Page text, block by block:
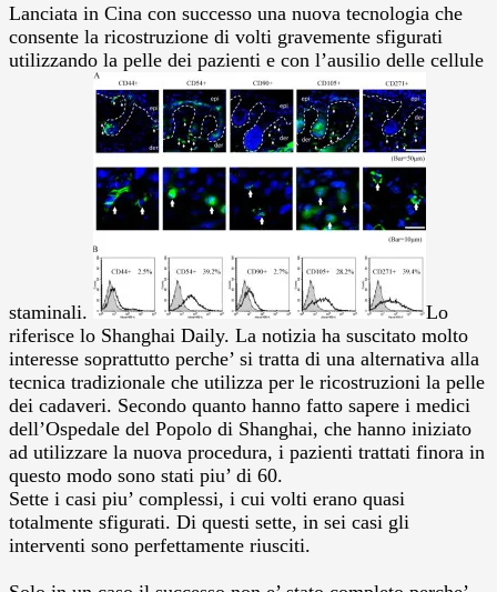
Lanciata in Cina con successo una nuova tecnologia che
consente la ricostruzione di volti gravemente sfigurati
utilizzando la pelle dei pazienti e con l’ausilio delle cellule
staminali.
Lo
riferisce lo Shanghai Daily. La notizia ha suscitato molto
interesse soprattutto perche’ si tratta di una alternativa alla
tecnica tradizionale che utilizza per le ricostruzioni la pelle
dei cadaveri. Secondo quanto hanno fatto sapere i medici
dell’Ospedale del Popolo di Shanghai, che hanno iniziato
ad utilizzare la nuova procedura, i pazienti trattati finora in
questo modo sono stati piu’ di 60.
Sette i casi piu’ complessi, i cui volti erano quasi
totalmente sfigurati. Di questi sette, in sei casi gli
interventi sono perfettamente riusciti.